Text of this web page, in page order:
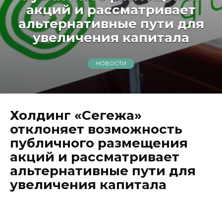
акций и рассматривает
альтернативные пути для
увеличения капитала
НОВОСТИ
Холдинг «Сегежа»
отклоняет возможность
публичного размещения
акций и рассматривает
альтернативные пути для
увеличения капитала